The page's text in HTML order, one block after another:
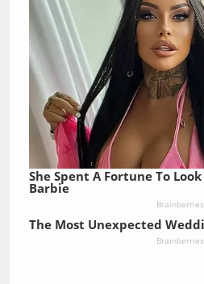
She Spent A Fortune To
Barbie
Brainberries
The Most Unexpected
Brainberries